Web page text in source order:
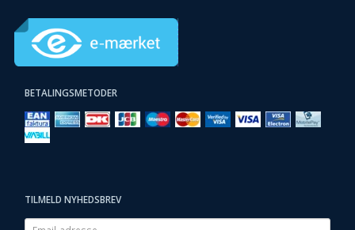
BETALINGSMETODER
TILMELD NYHEDSBREV
Email-